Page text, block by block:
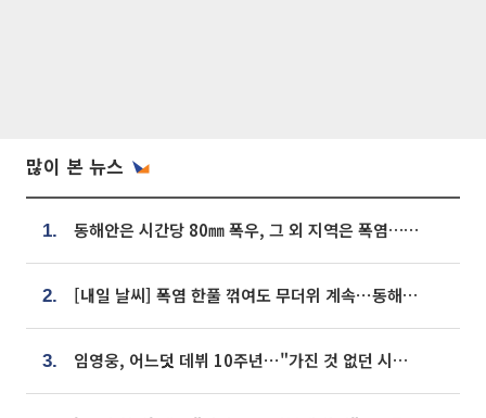
많이 본 뉴스
1. 동해안은 시간당 80㎜ 폭우, 그 외 지역은 폭염…‘극과 극 날씨’
2. [내일 날씨] 폭염 한풀 꺾여도 무더위 계속⋯동해안 이틀 연속 비
3. 임영웅, 어느덧 데뷔 10주년⋯"가진 것 없던 시절, 내 앞엔 20명의 팬뿐"